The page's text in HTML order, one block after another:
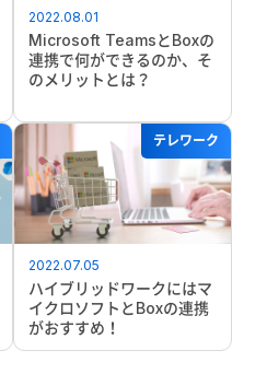
2022.08.01
Microsoft TeamsとBoxの
連携で何ができるのか、そ
のメリットとは？
テレワーク
2022.07.05
ハイブリッドワークにはマ
イクロソフトとBoxの連携
がおすすめ！